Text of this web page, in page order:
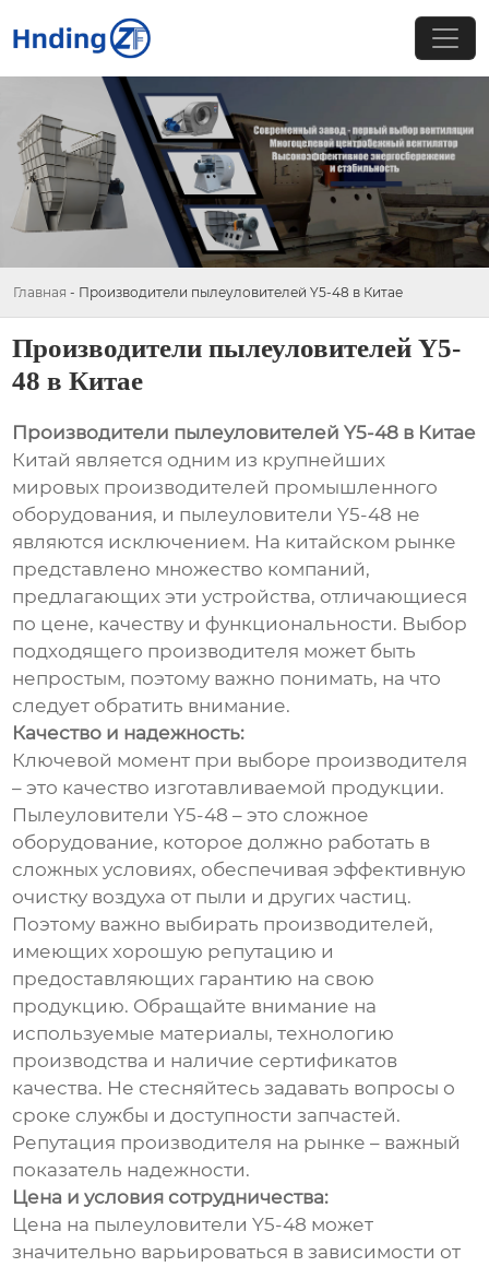
Главная - Производители пылеуловителей Y5-48 в Китае
Производители пылеуловителей Y5-
48 в Китае
Производители пылеуловителей Y5-48 в Китае
Китай является одним из крупнейших
мировых производителей промышленного
оборудования, и пылеуловители Y5-48 не
являются исключением. На китайском рынке
представлено множество компаний,
предлагающих эти устройства, отличающиеся
по цене, качеству и функциональности. Выбор
подходящего производителя может быть
непростым, поэтому важно понимать, на что
следует обратить внимание.
Качество и надежность:
Ключевой момент при выборе производителя
– это качество изготавливаемой продукции.
Пылеуловители Y5-48 – это сложное
оборудование, которое должно работать в
сложных условиях, обеспечивая эффективную
очистку воздуха от пыли и других частиц.
Поэтому важно выбирать производителей,
имеющих хорошую репутацию и
предоставляющих гарантию на свою
продукцию. Обращайте внимание на
используемые материалы, технологию
производства и наличие сертификатов
качества. Не стесняйтесь задавать вопросы о
сроке службы и доступности запчастей.
Репутация производителя на рынке – важный
показатель надежности.
Цена и условия сотрудничества:
Цена на пылеуловители Y5-48 может
значительно варьироваться в зависимости от